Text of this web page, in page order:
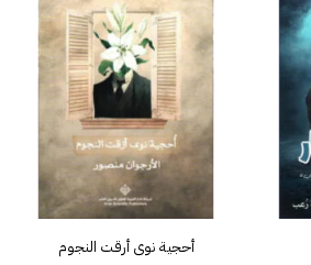
إضافة
إلى
قائمة
الرغبات
إضافة
إلى
قائمة
الرغبات
أحجية نوى أرقت النجوم